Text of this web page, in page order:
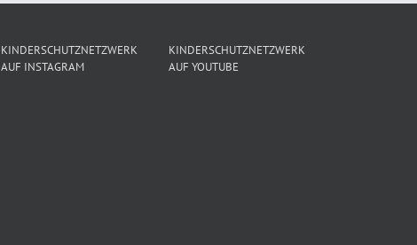
KINDERSCHUTZNETZWERK
AUF INSTAGRAM
KINDERSCHUTZNETZWERK
AUF YOUTUBE